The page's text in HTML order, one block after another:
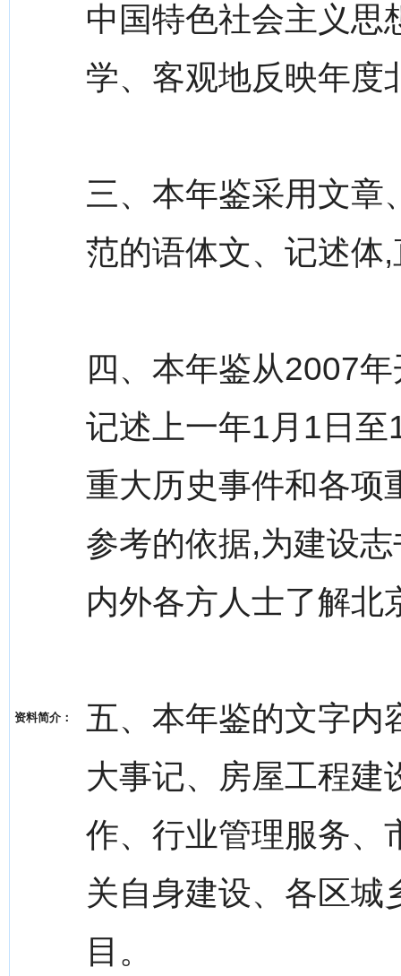
资料简介：
中国特色社会主义思
学、客观地反映年度
三、本年鉴采用文章
范的语体文、记述体
四、本年鉴从2007
记述上一年1月1日
重大历史事件和各项
参考的依据,为建设
内外各方人士了解北
五、本年鉴的文字内
大事记、房屋工程建
作、行业管理服务、
关自身建设、各区城
目。